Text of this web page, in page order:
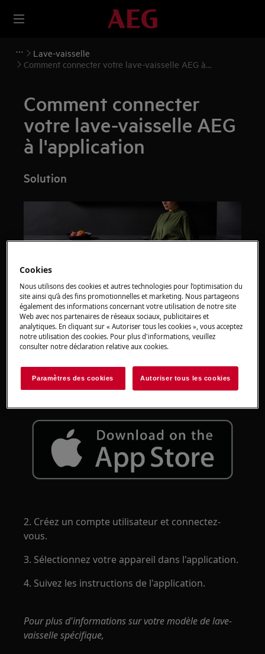
Lave-vaisselle
Comment connecter votre lave-vaisselle AEG à
Comment connecter
votre lave-vaisselle AEG
à l'application
Solution
Connectez votre lave-vaisselle à l'application
AEG pour accéder à des fonctionnalités
supplémentaires, telles que des conseils de
développement durable et des rappels
d'entretien.
1. Téléchargez l'application AEG.
2. Créez un compte utilisateur et connectez-
vous.
3. Sélectionnez votre appareil dans l'application.
4. Suivez les instructions de l'application.
Pour plus d'informations sur votre modèle de lave-
vaisselle spécifique,
Cookies
Nous utilisons des cookies et autres technologies pour l’optimisation du
site ainsi qu’à des fins promotionnelles et marketing. Nous partageons
également des informations concernant votre utilisation de notre site
Web avec nos partenaires de réseaux sociaux, publicitaires et
analytiques. En cliquant sur « Autoriser tous les cookies », vous acceptez
notre utilisation des cookies. Pour plus d'informations, veuillez
consulter notre déclaration relative aux cookies.
Paramètres des cookies Autoriser tous les cookies